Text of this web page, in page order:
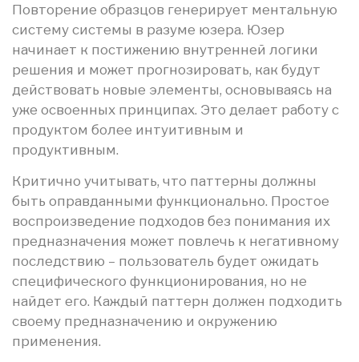
Повторение образцов генерирует ментальную
систему системы в разуме юзера. Юзер
начинает к постижению внутренней логики
решения и может прогнозировать, как будут
действовать новые элементы, основываясь на
уже освоенных принципах. Это делает работу с
продуктом более интуитивным и
продуктивным.
Критично учитывать, что паттерны должны
быть оправданными функционально. Простое
воспроизведение подходов без понимания их
предназначения может повлечь к негативному
последствию – пользователь будет ожидать
специфического функционирования, но не
найдет его. Каждый паттерн должен подходить
своему предназначению и окружению
применения.